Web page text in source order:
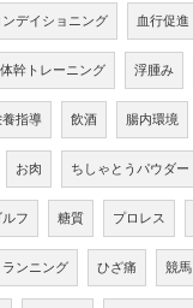
ンデイショニング 血行促進
体幹トレーニング 浮腫み
養指導 飲酒 腸内環境
お肉 ちしゃとうパウダー
ルフ 糖質 プロレス
ランニング ひざ痛 競馬